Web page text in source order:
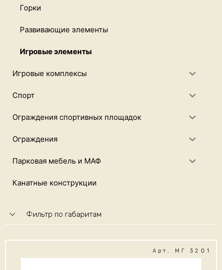
Горки
Развивающие элементы
Игровые элементы
Игровые комплексы
Спорт
Ограждения спортивных площадок
Ограждения
Парковая мебель и МАФ
Канатные конструкции
Фильтр по габаритам
Арт. МГ 3201